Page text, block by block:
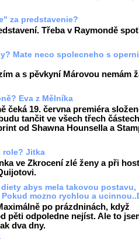
za predstavenie?
Třeba v Raymondě
Mate neco spolecneho s operni
a s pěvkyní Márovou nemám
Eva z Mělníka
čeká 19. června premiéra
tančit ve všech třech
od Shawna Hounsella a
role? Jitka
ve Zkrocení zlé ženy a při
abys mela takovou postavu,
mozno rychlou a
po prázdninách, když
pěti odpoledne nejíst. Ale to
dva dny.